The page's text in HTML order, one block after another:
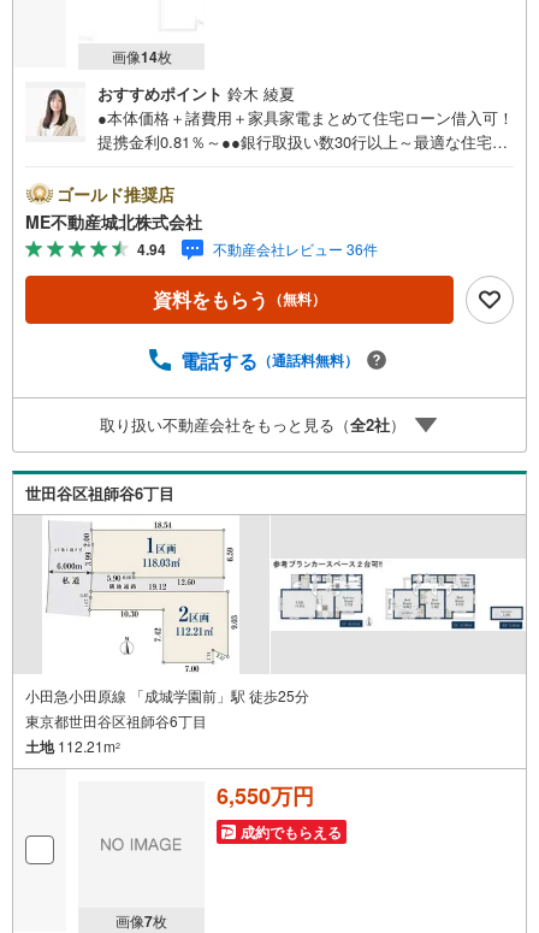
画像14枚
おすすめポイント 鈴木 綾夏
●本体価格＋諸費用＋家具家電まとめて住宅ローン借入可！
提携金利0.81％～●●銀行取扱い数30行以上～最適な住宅ロ
多数ございます！（1）勤続年数1ヶ月（2）自己資金0円
（3）産休/育休/契約社員/派遣社員/アルバイト/パート/独
身/自営業/経営者（4）延滞、滞納、個信アウト対応可
（5）収入合算や親子ローン（6）金融機関の借入まとめ
等、家具、家電、引越し費用等おまとめローン（7）永住権
無、持病あり、持ち家残債有でも相談可能●3つの安心サポ
頂けます。2.FPソフトを使用しマイホーム購入の資金計
に安心を提案します。3.どんなに信用のある建築会社でも
ご自分の目で確認することは重要ですよね。弊社は特殊機
材を使用してインスペクションを実施します。
ゴールド推奨店
ME不動産城北株式会社
4.94 不動産会社レビュー 36件
資料をもらう （無料）
電話する （通話料無料）
取り扱い不動産会社をもっと見る（全2社）
世田谷区祖師谷6丁目
小田急小田原線 「成城学園前」駅 徒歩25分
東京都世田谷区祖師谷6丁目
土地112.21m2
画像7枚
6,550万円
成約でもらえる